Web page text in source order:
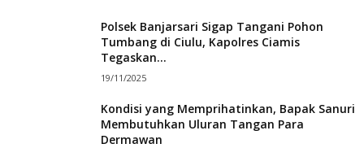
Polsek Banjarsari Sigap Tangani Pohon
Tumbang di Ciulu, Kapolres Ciamis
Tegaskan...
19/11/2025
Kondisi yang Memprihatinkan, Bapak Sanuri
Membutuhkan Uluran Tangan Para
Dermawan